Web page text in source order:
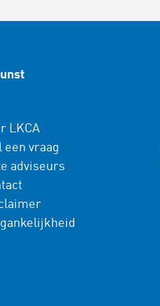
LKCA
een vraag
adviseurs